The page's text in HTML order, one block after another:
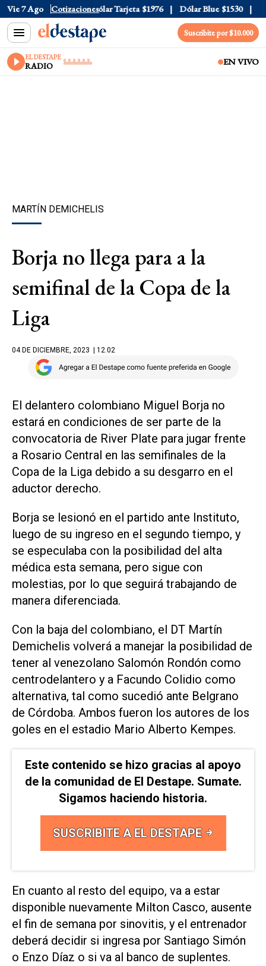
Vie 7 Ago Cotizaciones
Oficial $1520 Dólar Tarjeta $1976 Dólar Blue $1530
Suscribite por $10.000
EL DESTAPE
RADIO EN VIVO
MARTÍN DEMICHELIS
Borja no llega para a la
semifinal de la Copa de la
Liga
04 DE DICIEMBRE, 2023 | 12.02
El delantero colombiano Miguel Borja no
estará en condiciones de ser parte de la
convocatoria de River Plate para jugar frente
a Rosario Central en las semifinales de la
Copa de la Liga debido a su desgarro en el
aductor derecho.
Borja se lesionó en el partido ante Instituto,
luego de su ingreso en el segundo tiempo, y
se especulaba con la posibilidad del alta
médica esta semana, pero sigue con
molestias, por lo que seguirá trabajando de
manera diferenciada.
Con la baja del colombiano, el DT Martín
Demichelis volverá a manejar la posibilidad de
tener al venezolano Salomón Rondón como
centrodelantero y a Facundo Colidio como
alternativa, tal como sucedió ante Belgrano
de Córdoba. Ambos fueron los autores de los
goles en el estadio Mario Alberto Kempes.
Este contenido se hizo gracias al apoyo
de la comunidad de El Destape. Sumate.
Sigamos haciendo historia.
SUSCRIBITE A EL DESTAPE
En cuanto al resto del equipo, va a estar
disponible nuevamente Milton Casco, ausente
el fin de semana por sinovitis, y el entrenador
deberá decidir si ingresa por Santiago Simón
o Enzo Díaz o si va al banco de suplentes.